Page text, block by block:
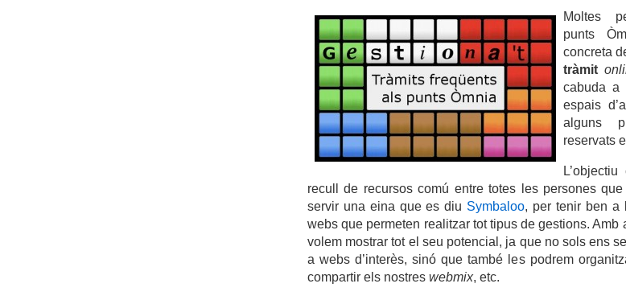
Moltes
punts
concreta
tràmit
cabuda a
espais
alguns
reservats
recull de recursos comú entre totes les persones
servir una eina que es diu Symbaloo, per tenir ben a
webs que permeten realitzar tot tipus de gestions. Amb
volem mostrar tot el seu potencial, ja que no sols ens
a webs d’interès, sinó que també les podrem
compartir els nostres webmix, etc.